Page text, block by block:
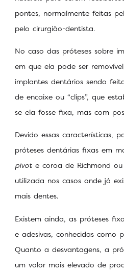
pontes, normalmente feitas
pelo cirurgião-dentista.
No caso das próteses sobre
em que ela pode ser
implantes dentários sendo
de encaixe ou “clips”, que
se ela fosse fixa, mas com
Devido essas características,
próteses dentárias fixas em
pivot e coroa de Richmond
utilizada nos casos onde já
mais dentes.
Existem ainda, as próteses
e adesivas, conhecidas como
Quanto a desvantagens, a
um valor mais elevado de